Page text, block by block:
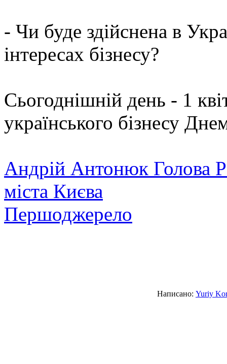
- Чи буде здійснена в
інтересах бізнесу?
Сьогоднішній день - 1
українського бізнесу
Андрій Антонюк Голова
міста Києва
Першоджерело
Написано: Yuriy